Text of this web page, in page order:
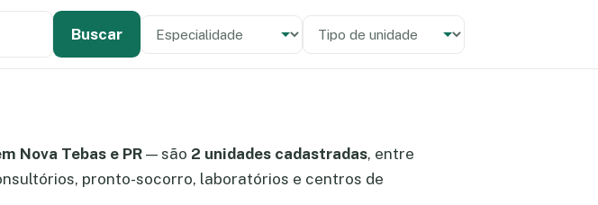
Buscar Especialidade
Tipo de unidade
Nova Tebas e PR— são 2 unidades cadastradas, entre
pronto-socorro, laboratórios e centros de